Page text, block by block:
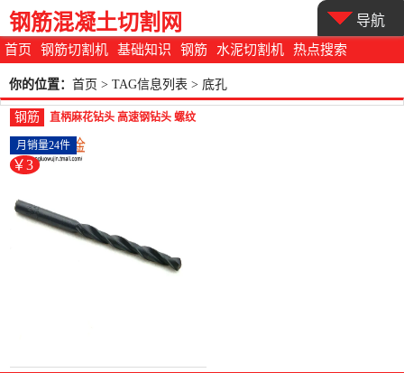
首页 钢筋切割机 基础知识 钢筋 水泥切割机 热点搜索
钢筋混凝土切割网 导航
你的位置： 首页 > TAG信息列表 > 底孔
钢筋
直柄麻花钻头 高速钢钻头 螺纹
底孔钻头 1/2/4-螺纹钢(腾螺五金
旗舰店仅售3元)
￥3
月销量24件